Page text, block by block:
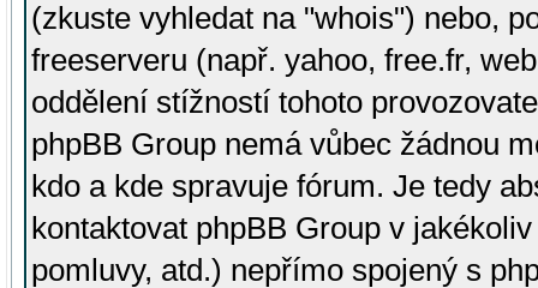
(zkuste vyhledat na "whois") nebo,
freeserveru (např. yahoo, free.fr,
oddělení stížností tohoto
phpBB Group nemá vůbec žádnou
kdo a kde spravuje fórum. Je tedy
kontaktovat phpBB Group v
pomluvy, atd.) nepřímo spojený s